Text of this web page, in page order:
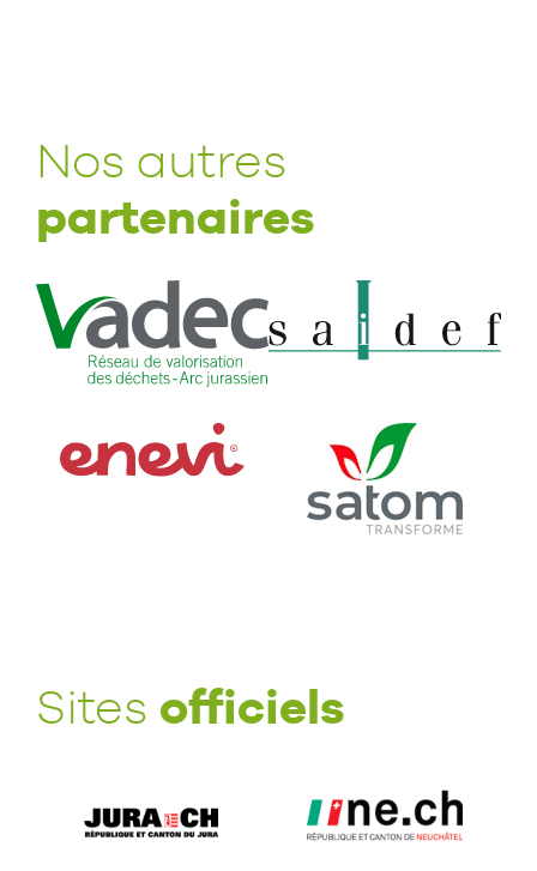
Nos autres
partenaires
Sites officiels